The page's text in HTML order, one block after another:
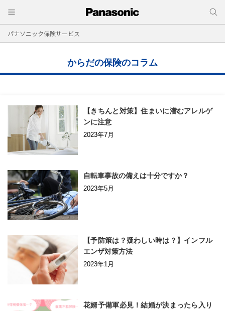
パナソニック保険サービス
からだの保険のコラム
【きちんと対策】住まいに潜むアレルゲ
ンに注意
2023年7月
自転車事故の備えは十分ですか？
2023年5月
【予防策は？疑わしい時は？】インフル
エンザ対策方法
2023年1月
花婿予備軍必見！結婚が決まったら入り